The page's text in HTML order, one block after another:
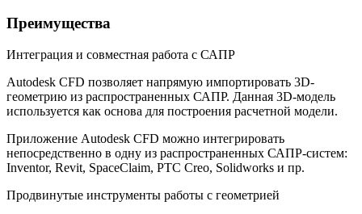
Преимущества
Интеграция и совместная работа с САПР
Autodesk CFD позволяет напрямую импортировать 3D-
геометрию из распространенных САПР. Данная 3D-модель
используется как основа для построения расчетной модели.
Приложение Autodesk CFD можно интегрировать
непосредственно в одну из распространенных САПР-систем:
Inventor, Revit, SpaceClaim, PTC Creo, Solidworks и пр.
Продвинутые инструменты работы с геометрией